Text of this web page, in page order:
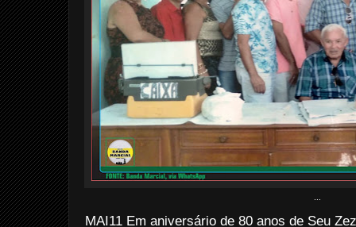
MAI11 Em aniversário de 80 anos de Seu